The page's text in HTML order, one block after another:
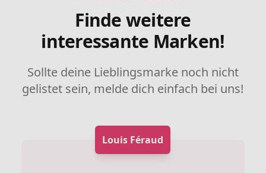
Finde weitere
interessante Marken!
Sollte deine Lieblingsmarke noch nicht
gelistet sein, melde dich einfach bei uns!
Louis Féraud